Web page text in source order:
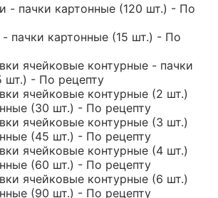
- пачки картонные (120 шт.) - По
- пачки картонные (15 шт.) - По
ячейковые контурные - пачки
шт.) - По рецепту
ячейковые контурные (2 шт.)
(30 шт.) - По рецепту
ячейковые контурные (3 шт.)
(45 шт.) - По рецепту
ячейковые контурные (4 шт.)
(60 шт.) - По рецепту
ячейковые контурные (6 шт.)
(90 шт.) - По рецепту